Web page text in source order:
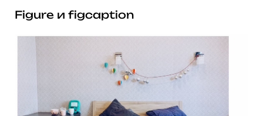
Figure и figcaption